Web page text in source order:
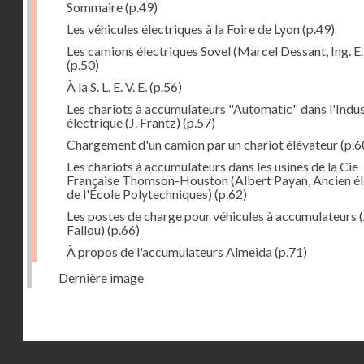
Sommaire(p.49)
Les véhicules électriques à la Foire de Lyon(p.49)
Les camions électriques Sovel (Marcel Dessant, Ing. E.
(p.50)
À la S. L. E. V. E. (p.56)
Les chariots à accumulateurs "Automatic" dans
électrique (J. Frantz) (p.57)
Chargement d'un camion par un chariot élévateur
Les chariots à accumulateurs dans les usines de la Cie
Française Thomson-Houston (Albert Payan, Ancien
de l'École Polytechniques) (p.62)
Les postes de charge pour véhicules à accumulateurs
Fallou) (p.66)
À propos de l'accumulateurs Almeida(p.71)
Dernière image